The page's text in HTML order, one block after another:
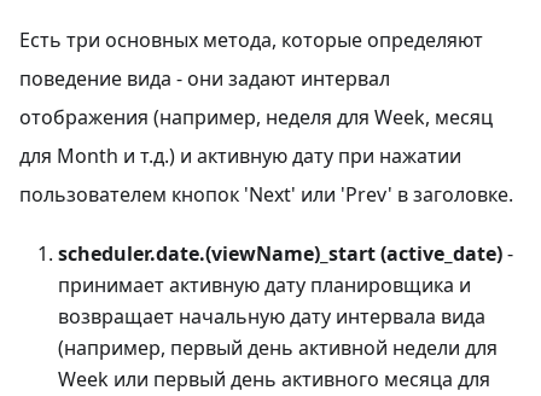
Есть три основных метода, которые определяют
поведение вида - они задают интервал
отображения (например, неделя для Week, месяц
для Month и т.д.) и активную дату при нажатии
пользователем кнопок 'Next' или 'Prev' в заголовке.
scheduler.date.(viewName)_start (active_date)-
принимает активную дату планировщика и
возвращает начальную дату интервала вида
(например, первый день активной недели для
Week или первый день активного месяца для